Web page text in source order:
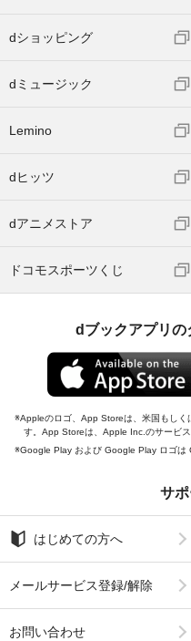
dショッピング
dミュージック
Lemino
dヒッツ
dアニメストア
ドコモスポーツくじ
dブックアプリの
Appleのロゴ、App Storeは、米国もし
す。App Storeは、Apple Inc.のサービス
Google Play および Google Play ロゴは
サ
はじめての方へ
メールサービス登録/解除
お問い合わせ